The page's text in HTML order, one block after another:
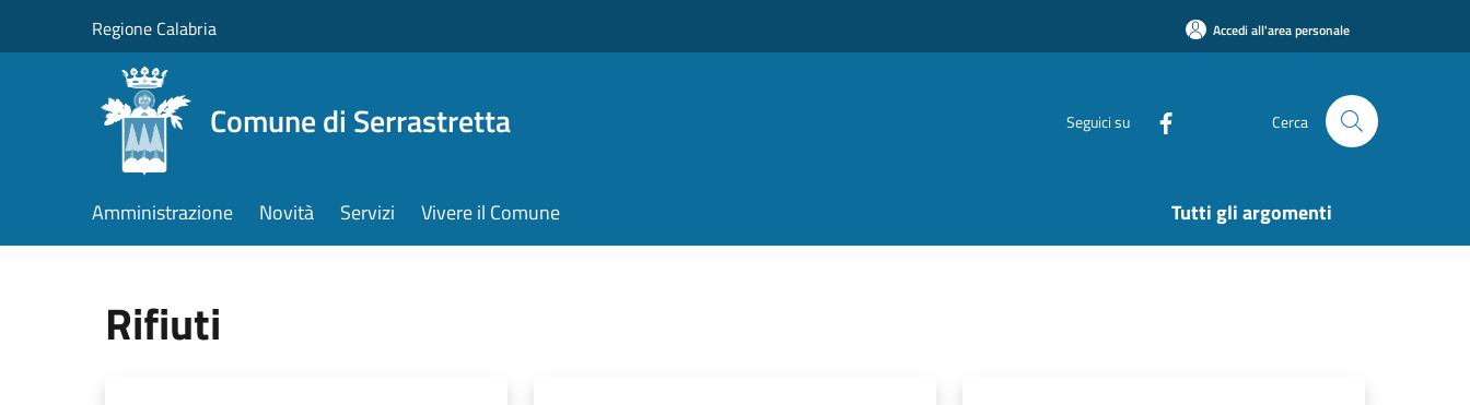
Regione Calabria Accedi all'area personale
Comune di Serrastretta Seguici su Cerca
Amministrazione Novità Servizi Vivere il Comune Tutti gli argomenti
Rifiuti